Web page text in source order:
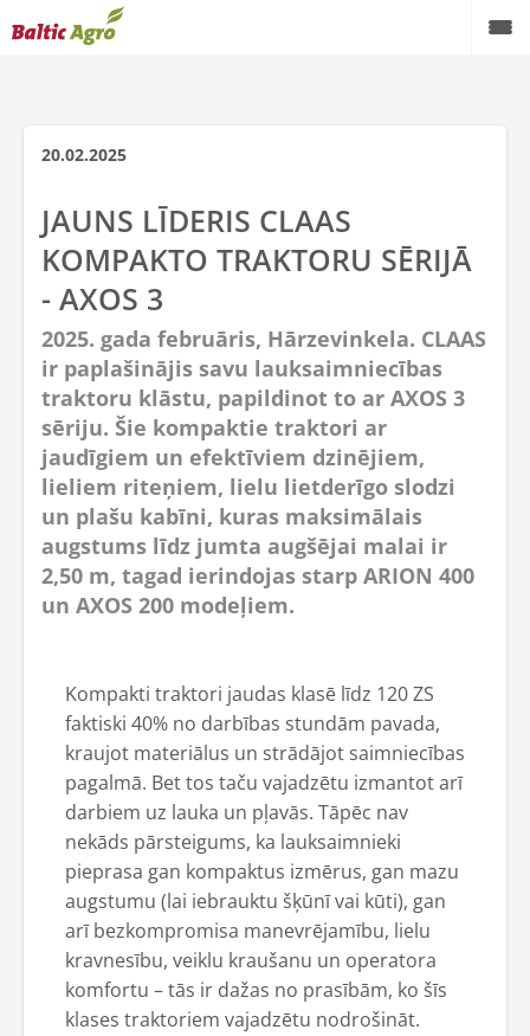
20.02.2025
JAUNS LĪDERIS CLAAS
KOMPAKTO TRAKTORU SĒRIJĀ
- AXOS 3
2025. gada februāris, Hārzevinkela. CLAAS
ir paplašinājis savu lauksaimniecības
traktoru klāstu, papildinot to ar AXOS 3
sēriju. Šie kompaktie traktori ar
jaudīgiem un efektīviem dzinējiem,
lieliem riteņiem, lielu lietderīgo slodzi
un plašu kabīni, kuras maksimālais
augstums līdz jumta augšējai malai ir
2,50 m, tagad ierindojas starp ARION 400
un AXOS 200 modeļiem.
Kompakti traktori jaudas klasē līdz 120 ZS
faktiski 40% no darbības stundām pavada,
kraujot materiālus un strādājot saimniecības
pagalmā. Bet tos taču vajadzētu izmantot arī
darbiem uz lauka un pļavās. Tāpēc nav
nekāds pārsteigums, ka lauksaimnieki
pieprasa gan kompaktus izmērus, gan mazu
augstumu (lai iebrauktu šķūnī vai kūti), gan
arī bezkompromisa manevrējamību, lielu
kravnesību, veiklu kraušanu un operatora
komfortu – tās ir dažas no prasībām, ko šīs
klases traktoriem vajadzētu nodrošināt.